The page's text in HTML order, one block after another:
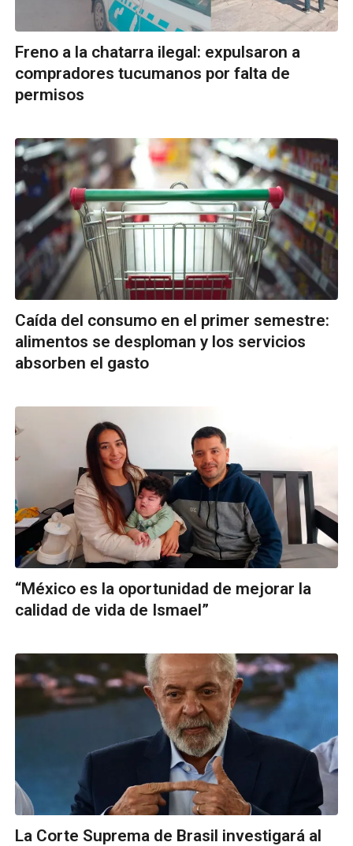
Freno a la chatarra ilegal: expulsaron a
compradores tucumanos por falta de
permisos
Caída del consumo en el primer semestre:
alimentos se desploman y los servicios
absorben el gasto
“México es la oportunidad de mejorar la
calidad de vida de Ismael”
La Corte Suprema de Brasil investigará al